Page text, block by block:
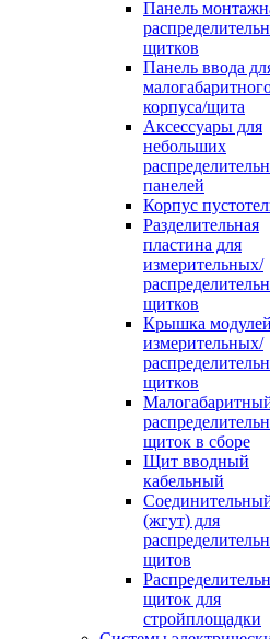
Панель
щитков
Панель ввода
корпуса/щита
Аксессуары для
небольших
панелей
Корпус
Разделительная
пластина для
измерительных/
щитков
Крышка
измерительных/
щитков
щиток в сборе
Щит вводный
кабельный
(жгут) для
щитов
щиток для
стройплощадки